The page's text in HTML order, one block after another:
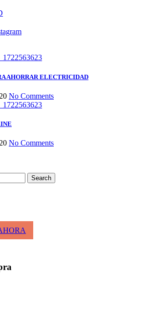
AHORRAR ELECTRICIDAD
No Comments
No Comments
Search